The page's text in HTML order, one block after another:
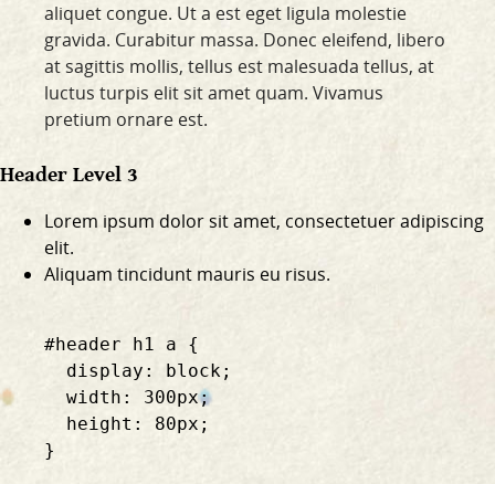
aliquet congue. Ut a est eget ligula molestie
gravida. Curabitur massa. Donec eleifend, libero
at sagittis mollis, tellus est malesuada tellus, at
luctus turpis elit sit amet quam. Vivamus
pretium ornare est.
Header Level 3
Lorem ipsum dolor sit amet, consectetuer adipiscing
elit.
Aliquam tincidunt mauris eu risus.
    #header h1 a {
      display: block;
      width: 300px;
      height: 80px;
    }